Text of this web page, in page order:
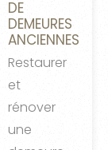
DE
DEMEURES
ANCIENNES
Restaurer
et
rénover
une